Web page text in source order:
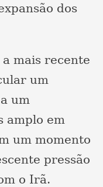
dos
mais recente
um
um
amplo em
um momento
pressão
o Irã.